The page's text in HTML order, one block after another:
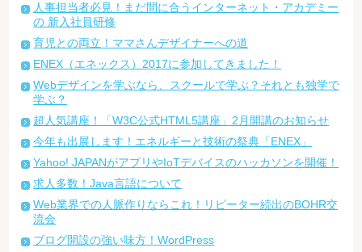
人事担当者必見！まだ間に合うインターネット・アカデミー
の 新入社員研修
育児との両立！ママさんデザイナーへの道
ENEX（エネックス）2017に参加してきました！
Webデザインを学ぶなら、スクールで学ぶ？それとも独学で
学ぶ？
超人気講座！「W3C公式HTML5講座」2月開講のお知らせ
今年も出展します！エネルギーと技術の祭典「ENEX」
Yahoo! JAPANがアプリやIoTデバイスのハッカソンを開催！
求人多数！Java言語について
Web業界での人脈作りならこれ！リピーター続出のBOHR交
流会
ブログ開設の強い味方！WordPress